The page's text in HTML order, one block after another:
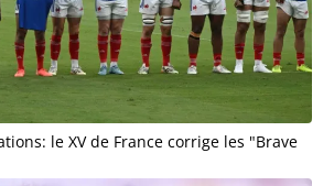
le XV de France corrige les "Brave